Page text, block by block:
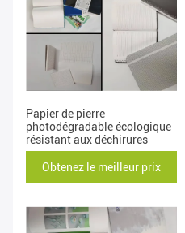
Papier de pierre
photodégradable écologique
résistant aux déchirures
Obtenez le meilleur prix